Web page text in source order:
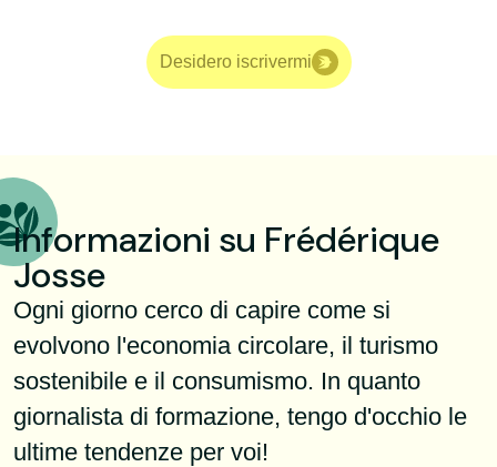
Desidero iscrivermi
Informazioni su Frédérique
Josse
Ogni giorno cerco di capire come si
evolvono l'economia circolare, il turismo
sostenibile e il consumismo. In quanto
giornalista di formazione, tengo d'occhio le
ultime tendenze per voi!